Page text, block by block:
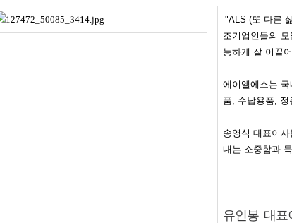
"ALS (또 다른
조기업인들의
능하게 잘 이끌
에이엘에스는
품, 수납용품,
송영식 대표이
내는 소중함과
유인봉 대표